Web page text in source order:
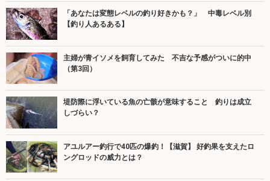
「あなたは変態レベルの釣り好きかも？」 中毒レベル別
【釣り人あるある】
主婦が青イソメを飼育してみた 不吉な予感がついに的中
（第3回）
堤防際に浮いている魚の亡骸が意味すること 釣りは成立
しづらい？
アユルアー釣行で40匹の爆釣！【滋賀】 好釣果を支えたロ
ングロッドの威力とは？